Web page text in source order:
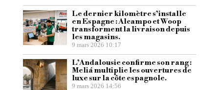
Le dernier kilomètre s’installe
en Espagne : Alcampo et Woop
transforment la livraison depuis
les magasins.
9 mars 2026 10:17
L’Andalousie confirme son rang :
Meliá multiplie les ouvertures de
luxe sur la côte espagnole.
9 mars 2026 14:56